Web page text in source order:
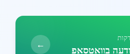
בוואטסאפ ←